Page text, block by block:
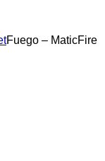
Fuego – MaticFire